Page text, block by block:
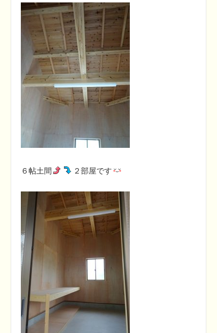
６帖土間 ２部屋です